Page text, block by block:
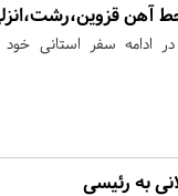
آهن
ادامه سفر استانی
به رئیسی